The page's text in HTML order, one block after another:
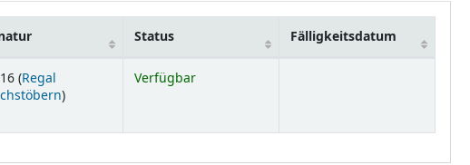
Status Fälligkeitsdatum
(Regal
(Öffnet sich unterhalb)
)
Verfügbar